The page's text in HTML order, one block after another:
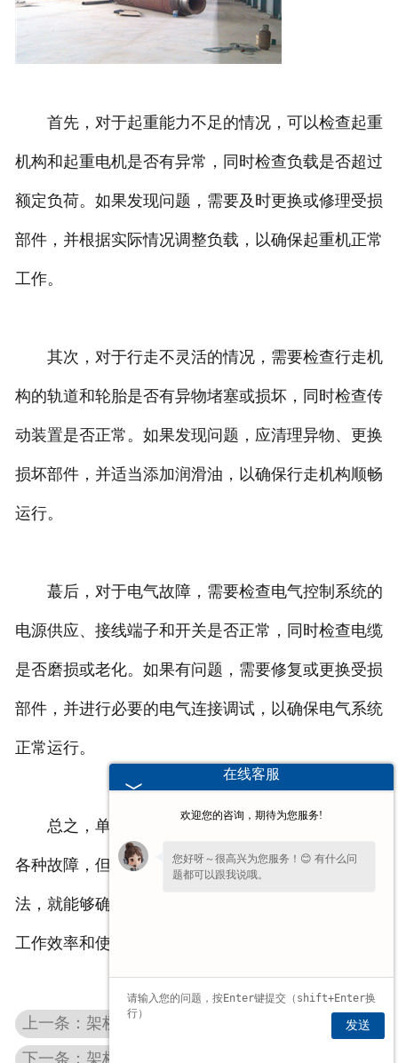
首先，对于起重能力不足的情况，可以检查起重
机构和起重电机是否有异常，同时检查负载是否超过
额定负荷。如果发现问题，需要及时更换或修理受损
部件，并根据实际情况调整负载，以确保起重机正常
工作。
其次，对于行走不灵活的情况，需要检查行走机
构的轨道和轮胎是否有异物堵塞或损坏，同时检查传
动装置是否正常。如果发现问题，应清理异物、更换
损坏部件，并适当添加润滑油，以确保行走机构顺畅
运行。
蕞后，对于电气故障，需要检查电气控制系统的
电源供应、接线端子和开关是否正常，同时检查电缆
是否磨损或老化。如果有问题，需要修复或更换受损
部件，并进行必要的电气连接调试，以确保电气系统
正常运行。
总之，单梁悬挂起重机在使用过程中可能会出现
各种故障，但只要及时发现问题并采取有效的处理方
法，就能够确保起重机的正常工作和安全运行，提高
工作效率和使用寿命。
上一条：架桥机施工安全控制要点
下一条：架桥机在施工现场需要哪些安全措施？
在线客服
欢迎您的咨询，期待为您服务!
您好呀～很高兴为您服务！😊 有什么问
题都可以跟我说哦。
发送